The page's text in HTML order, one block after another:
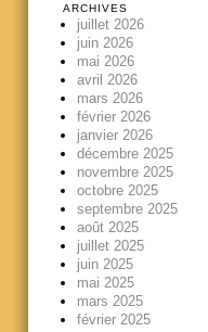
ARCHIVES
juillet 2026
juin 2026
mai 2026
avril 2026
mars 2026
février 2026
janvier 2026
décembre 2025
novembre 2025
octobre 2025
septembre 2025
août 2025
juillet 2025
juin 2025
mai 2025
mars 2025
février 2025